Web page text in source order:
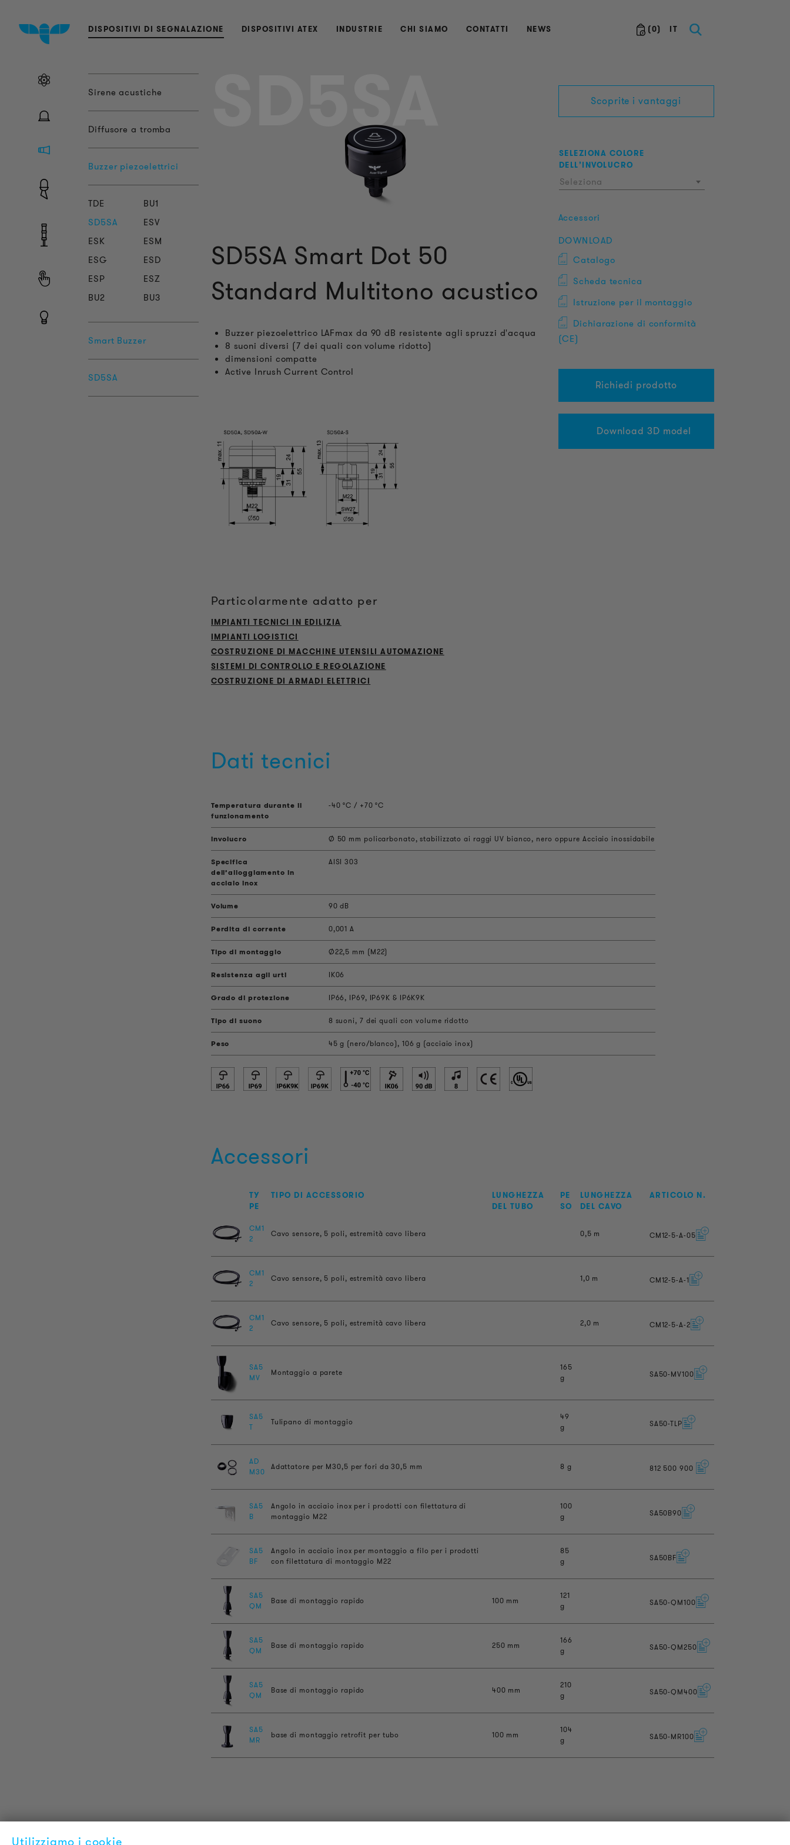
(0) IT
DISPOSITIVI DI SEGNALAZIONE DISPOSITIVI ATEX INDUSTRIE CHI SIAMO CONTATTI NEWS
Sirene acustiche
Diffusore a tromba
Buzzer piezoelettrici
TDE
BU1
SD5SA
ESV
ESK
ESM
ESG
ESD
ESP
ESZ
BU2
BU3
Smart Buzzer
SD5SA
SD5SA Scoprite i vantaggi
SELEZIONA COLORE
DELL’INVOLUCRO
Seleziona
Accessori
DOWNLOAD
Catalogo
Scheda tecnica
Istruzione per il montaggio
Dichiarazione di conformità
(CE)
Richiedi prodotto
Download 3D model
SD5SA Smart Dot 50
Standard Multitono acustico
Buzzer piezoelettrico LAFmax da 90 dB resistente agli spruzzi d'acqua
8 suoni diversi (7 dei quali con volume ridotto)
dimensioni compatte
Active Inrush Current Control
Particolarmente adatto per
IMPIANTI TECNICI IN EDILIZIA
IMPIANTI LOGISTICI
COSTRUZIONE DI MACCHINE UTENSILI AUTOMAZIONE
SISTEMI DI CONTROLLO E REGOLAZIONE
COSTRUZIONE DI ARMADI ELETTRICI
Dati tecnici
Temperatura durante il
funzionamento
-40 °C / +70 °C
involucro Ø 50 mm policarbonato, stabilizzato ai raggi UV bianco, nero oppure Acciaio inossidabile
Specifica
dell’alloggiamento in
acciaio inox
AISI 303
Volume 90 dB
Perdita di corrente 0,001 A
Tipo di montaggio Ø22,5 mm (M22)
Resistenza agli urti IK06
Grado di protezione IP66, IP69, IP69K & IP6K9K
Tipo di suono 8 suoni, 7 dei quali con volume ridotto
Peso 45 g (nero/blanco), 106 g (acciaio inox)
Accessori
TY
PE
TIPO DI ACCESSORIO
LUNGHEZZA
DEL TUBO
PE
SO
LUNGHEZZA
DEL CAVO
ARTICOLO N.
CM1
2
Cavo sensore, 5 poli, estremità cavo libera 0,5 m CM12-5-A-05
CM1
2
Cavo sensore, 5 poli, estremità cavo libera 1,0 m CM12-5-A-1
CM1
2
Cavo sensore, 5 poli, estremità cavo libera 2,0 m CM12-5-A-2
SA5
MV
Montaggio a parete
165
g
SA50-MV100
SA5
T
Tulipano di montaggio
49
g
SA50-TLP
AD
M30
Adattatore per M30,5 per fori da 30,5 mm 8 g 812 500 900
SA5
B
Angolo in acciaio inox per i prodotti con filettatura di
montaggio M22
100
g
SA50B90
SA5
BF
Angolo in acciaio inox per montaggio a filo per i prodotti
con filettatura di montaggio M22
85
g
SA50BF
SA5
QM
Base di montaggio rapido 100 mm
121
g
SA50-QM100
SA5
QM
Base di montaggio rapido 250 mm
166
g
SA50-QM250
SA5
QM
Base di montaggio rapido 400 mm
210
g
SA50-QM400
SA5
MR
base di montaggio retrofit per tubo 100 mm
104
g
SA50-MR100
Utilizziamo i cookie